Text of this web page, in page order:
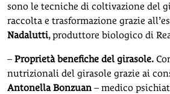
sono le tecniche di coltivazione del
raccolta e trasformazione grazie
Nadalutti, produttore biologico di
– Proprietà benefiche del girasole.
nutrizionali del girasole grazie ai
Antonella Bonzuan – medico